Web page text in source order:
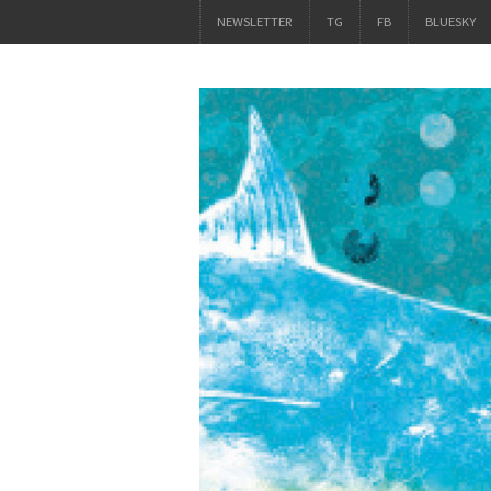
NEWSLETTER TG FB BLUESKY